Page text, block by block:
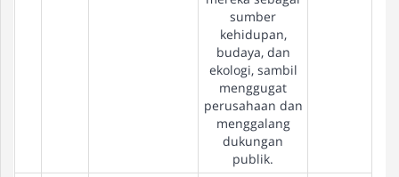
sumber
kehidupan,
budaya, dan
ekologi, sambil
menggugat
perusahaan dan
menggalang
dukungan
publik.